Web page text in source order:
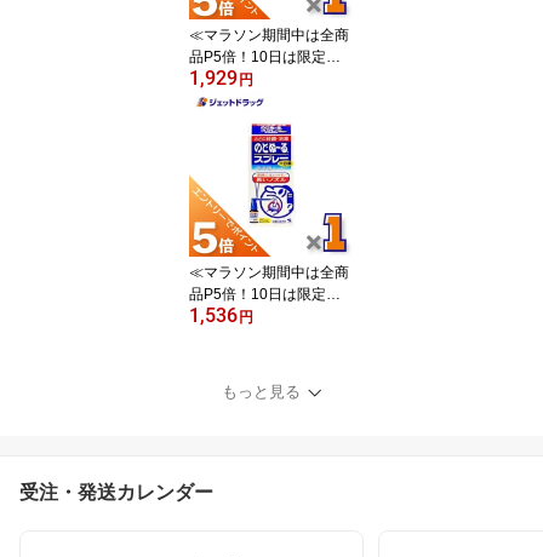
≪マラソン期間中は全商
品P5倍！10日は限定先
着クーポン有≫【第3類
医薬品】サロンパスAe 1
40枚 ×1個 ※セルフメデ
ィケーション税制対象
〔肩こり・腰痛〕
1,929円
≪マラソン期間中は全商
品P5倍！10日は限定先
着クーポン有≫【第3類
〔殺菌・消毒〕
1,536円
もっと見る
受注・発送カレンダー